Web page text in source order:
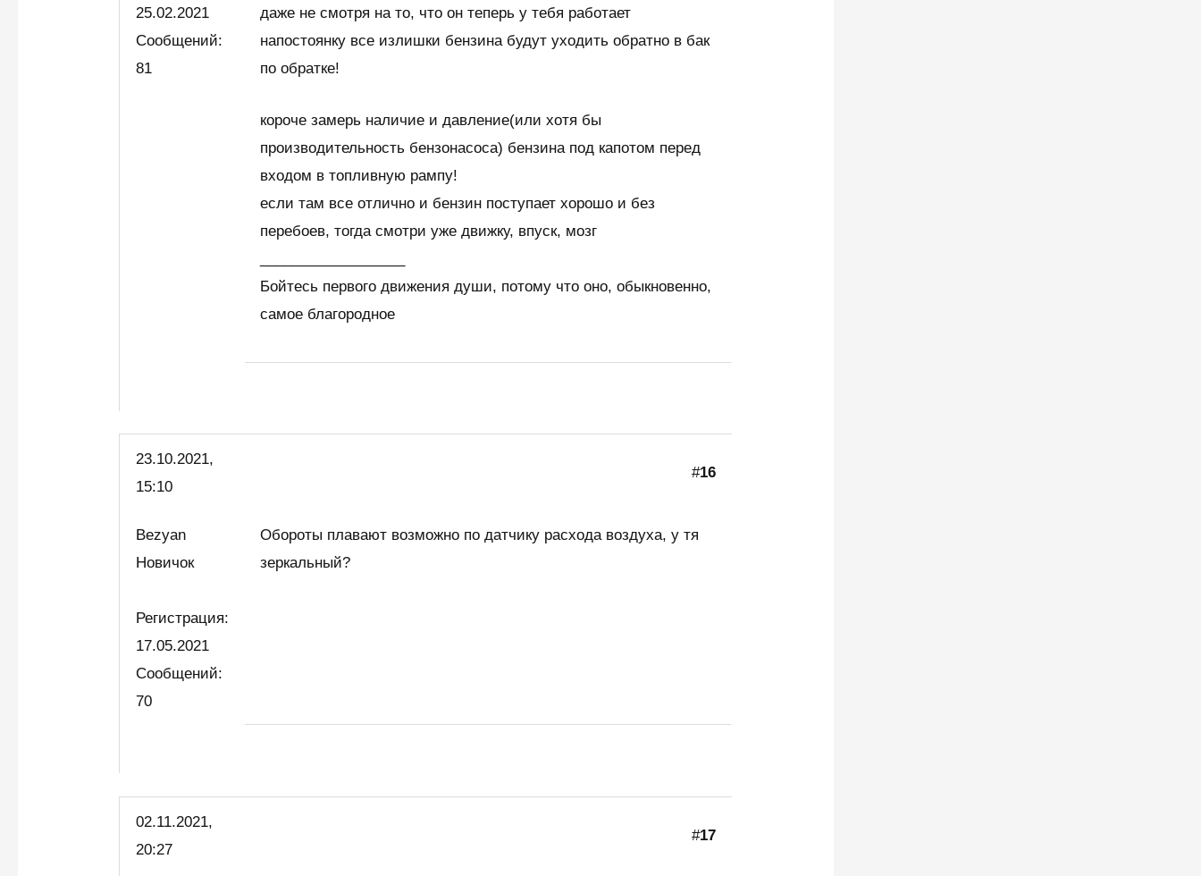
25.02.2021
Сообщений:
81
даже не смотря на то, что он теперь у тебя работает
напостоянку все излишки бензина будут уходить обратно в бак
по обратке!
короче замерь наличие и давление(или хотя бы
производительность бензонасоса) бензина под капотом перед
входом в топливную рампу!
если там все отлично и бензин поступает хорошо и без
перебоев, тогда смотри уже движку, впуск, мозг
Бойтесь первого движения души, потому что оно, обыкновенно,
самое благородное
23.10.2021,
15:10
#16
Bezyan
Новичок
Регистрация:
17.05.2021
Сообщений:
70
Обороты плавают возможно по датчику расхода воздуха, у тя
зеркальный?
02.11.2021,
20:27
#17